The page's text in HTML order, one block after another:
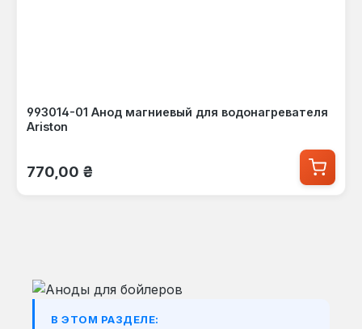
993014-01 Анод магниевый для водонагревателя
Ariston
Обычная цена:
770,00 ₴
В ЭТОМ РАЗДЕЛЕ: